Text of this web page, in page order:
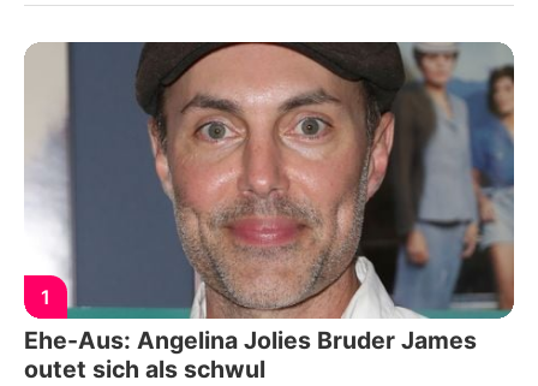
1
Ehe-Aus: Angelina Jolies Bruder James
outet sich als schwul